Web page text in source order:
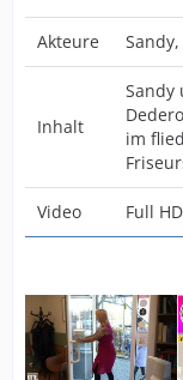
Akteure
Inhalt
Sandy
im
Video Full